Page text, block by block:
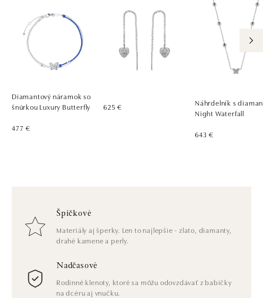
Diamantový náramok so
šnúrkou Luxury Butterfly
477 €
625 €
Náhrdelník s
Night Waterfall
643 €
Špičkové
Materiály aj šperky. Len to najlepšie - zlato, diamanty,
drahé kamene a perly.
Nadčasové
Rodinné klenoty, ktoré sa môžu odovzdávať z babičky
na dcéru aj vnučku.